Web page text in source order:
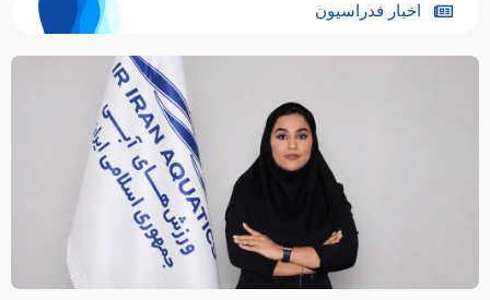
اخبار فدراسیون